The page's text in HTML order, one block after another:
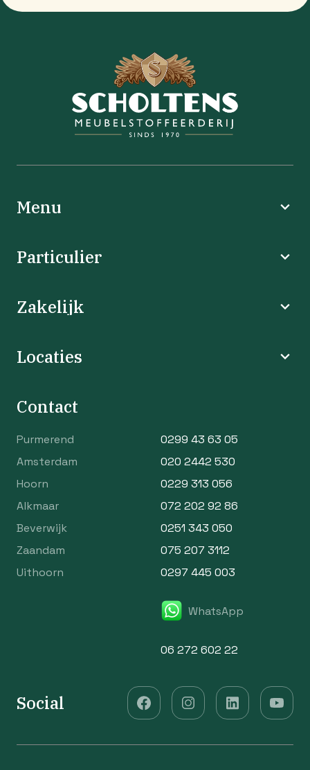
Menu
Particulier
Zakelijk
Locaties
Contact
Purmerend
0299 43 63 05
Amsterdam
020 2442 530
Hoorn
0229 313 056
Alkmaar
072 202 92 86
Beverwijk
0251 343 050
Zaandam
075 207 3112
Uithoorn
0297 445 003
WhatsApp
06 272 602 22
Social